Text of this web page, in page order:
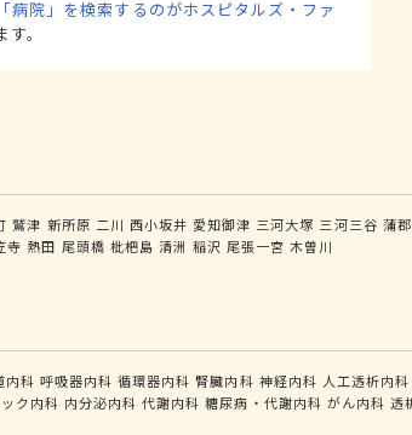
「病院」を検索するのがホスピタルズ・ファ
。
鷲津 新所原 二川 西小坂井 愛知御津 三河大塚 三河三谷 蒲郡
寺 熱田 尾頭橋 枇杷島 清洲 稲沢 尾張一宮 木曽川
内科 呼吸器内科 循環器内科 腎臓内科 神経内科 人工透析内科
ク内科 内分泌内科 代謝内科 糖尿病・代謝内科 がん内科 透